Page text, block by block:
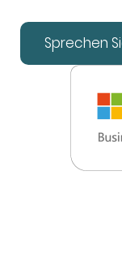
Sprechen